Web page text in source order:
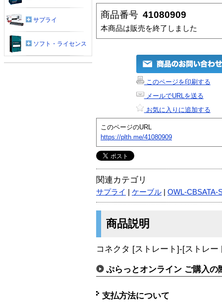
商品番号 41080909
本商品は販売を終了しました
このページを印刷する
メールでURLを送る
お気に入りに追加する
このページのURL
https://plth.me/41080909
関連カテゴリ
サプライ ケーブル OWL-CBSATA-
商品説明
コネクタ [ストレート]-[ストレー
ぷらっとオンライン ご購入の
支払方法について
サプライ
ソフト・ライセンス